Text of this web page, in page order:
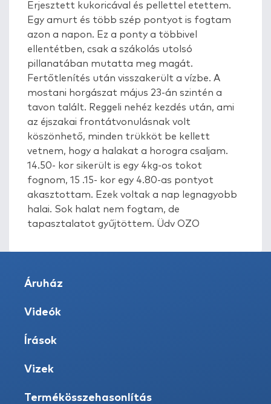
Erjesztett kukoricával és pellettel etettem.
Egy amurt és több szép pontyot is fogtam
azon a napon. Ez a ponty a többivel
ellentétben, csak a szákolás utolsó
pillanatában mutatta meg magát.
Fertőtlenítés után visszakerült a vízbe. A
mostani horgászat május 23-án szintén a
tavon talált. Reggeli nehéz kezdés után, ami
az éjszakai frontátvonulásnak volt
köszönhető, minden trükköt be kellett
vetnem, hogy a halakat a horogra csaljam.
14.50- kor sikerült is egy 4kg-os tokot
fognom, 15 .15- kor egy 4.80-as pontyot
akasztottam. Ezek voltak a nap legnagyobb
halai. Sok halat nem fogtam, de
tapasztalatot gyűjtöttem. Üdv OZO
Áruház
Videók
Írások
Vizek
Termékösszehasonlítás